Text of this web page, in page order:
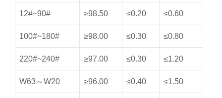
12#~90# ≥98.50 ≤0.20 ≤0.60
100#~180# ≥98.00 ≤0.30 ≤0.80
220#~240# ≥97.00 ≤0.30 ≤1.20
W63～W20 ≥96.00 ≤0.40 ≤1.50